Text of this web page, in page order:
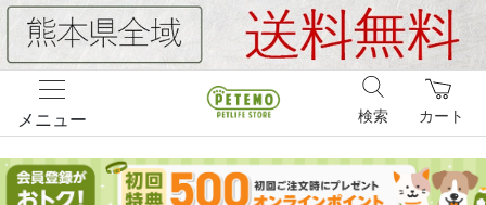
メニュー カート
検索